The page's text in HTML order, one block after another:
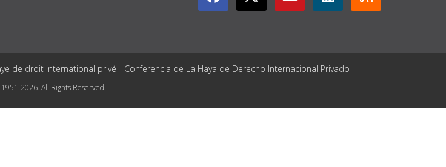
de droit international privé - Conferencia de La Haya de Derecho Internacional Privado
2026. All Rights Reserved.